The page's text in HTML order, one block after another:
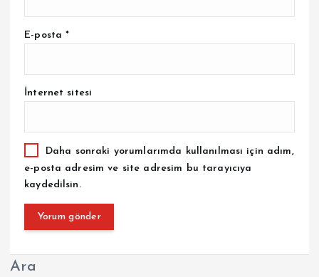
E-posta*
İnternet sitesi
Daha sonraki yorumlarımda kullanılması için adım,
e-posta adresim ve site adresim bu tarayıcıya
kaydedilsin.
Ara